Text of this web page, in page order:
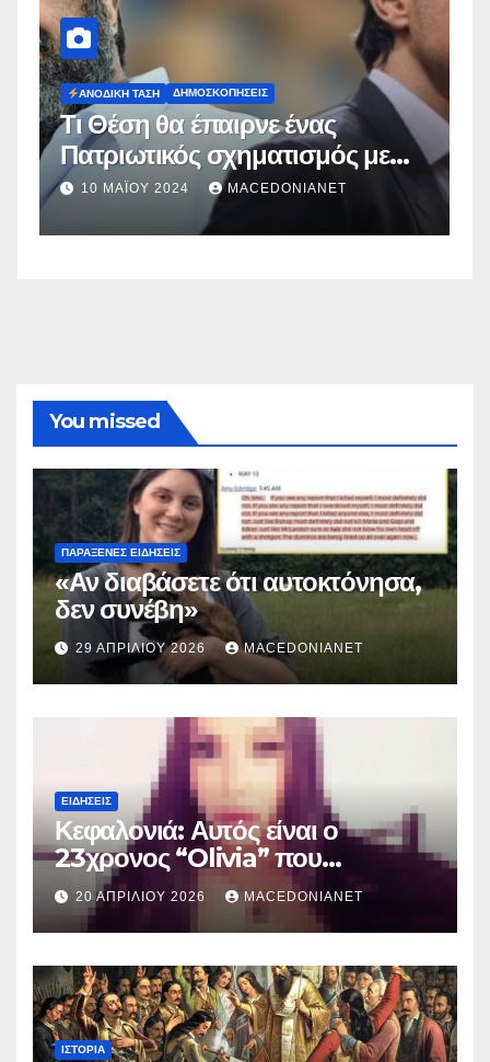
ΔΗΜΟΣΚΟΠΉΣΕΙΣ
Ευρωεκλογές 2024: Πρόθεση
Ψήφου
2 ΜΑΪ́ΟΥ 2024 MACEDONIANET
You missed
ΠΑΡΆΞΕΝΕΣ ΕΙΔΉΣΕΙΣ
«Αν διαβάσετε ότι αυτοκτόνησα,
δεν συνέβη»
29 ΑΠΡΙΛΊΟΥ 2026 MACEDONIANET
ΕΙΔΉΣΕΙΣ
Κεφαλονιά: Αυτός είναι ο
23χρονος “Olivia” που
κατηγορείται για τον θάνατο της
Μυρτούς
20 ΑΠΡΙΛΊΟΥ 2026 MACEDONIANET
ΙΣΤΟΡΊΑ